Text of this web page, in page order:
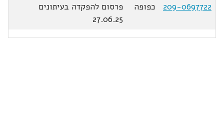
209-0697722
כפופה
פרסום להפקדה בעיתונים
27.06.25